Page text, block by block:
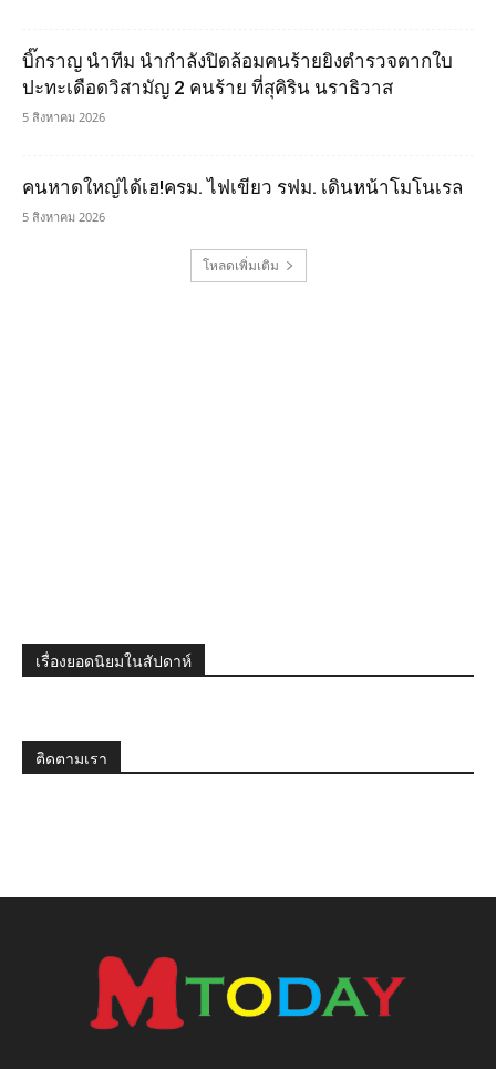
บิ๊กราญ นำทีม นำกำลังปิดล้อมคนร้ายยิงตำรวจตากใบ
ปะทะเดือดวิสามัญ 2 คนร้าย ที่สุคิริน นราธิวาส
5 สิงหาคม 2026
คนหาดใหญ่ได้เฮ!ครม. ไฟเขียว รฟม. เดินหน้าโมโนเรล
5 สิงหาคม 2026
โหลดเพิ่มเติม
เรื่องยอดนิยมในสัปดาห์
ติดตามเรา